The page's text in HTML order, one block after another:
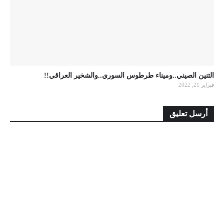
التنين الصيني..وميناء طرطوس السوري..والشخير العراقي!!
فبراير 21, 2022
أرسل تعليق